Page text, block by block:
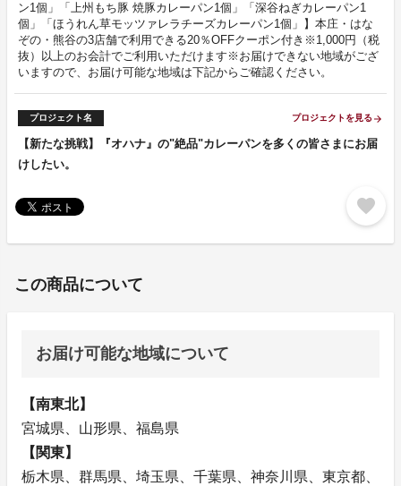
ン1個」「上州もち豚 焼豚カレーパン1個」「深谷ねぎカレーパン1
個」「ほうれん草モッツァレラチーズカレーパン1個」】本庄・はな
ぞの・熊谷の3店舗で利用できる20％OFFクーポン付き※1,000円（税
抜）以上のお会計でご利用いただけます※お届けできない地域がござ
いますので、お届け可能な地域は下記からご確認ください。
プロジェクト名 プロジェクトを見る arrow_forward
【新たな挑戦】『オハナ』の"絶品"カレーパンを多くの皆さまにお届
けしたい。
favorite
この商品について
お届け可能な地域について
【南東北】
宮城県、山形県、福島県
【関東】
栃木県、群馬県、埼玉県、千葉県、神奈川県、東京都、